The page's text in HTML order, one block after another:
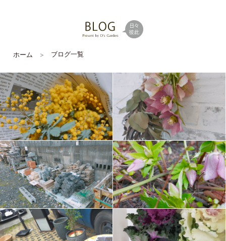
ホーム ブログ一覧